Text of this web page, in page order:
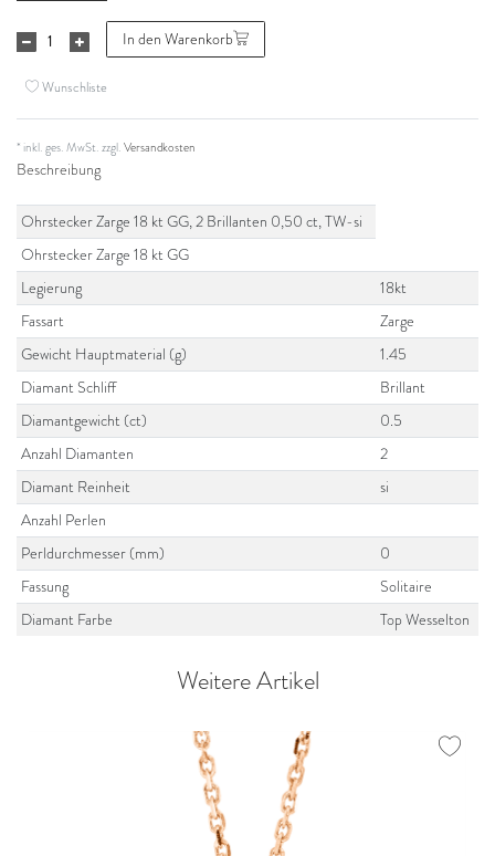
In den Warenkorb
Wunschliste
* inkl. ges. MwSt. zzgl.Versandkosten
Beschreibung
Ohrstecker Zarge 18 kt GG, 2 Brillanten 0,50 ct, TW-si
Ohrstecker Zarge 18 kt GG
Legierung
18kt
Fassart
Zarge
Gewicht Hauptmaterial (g)
1.45
Diamant Schliff
Brillant
Diamantgewicht (ct)
0.5
Anzahl Diamanten
2
Diamant Reinheit
si
Anzahl Perlen
Perldurchmesser (mm)
0
Fassung
Solitaire
Diamant Farbe
Top Wesselton
Weitere Artikel